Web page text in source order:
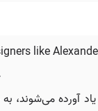
like
آورده می‌شوند،